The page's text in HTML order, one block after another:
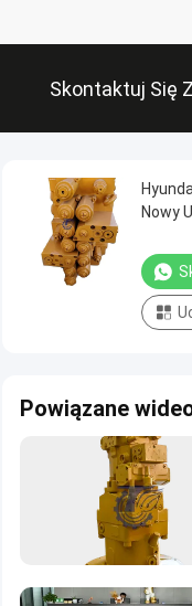
Skontaktuj Się Z
Nami
Nowy
Powiązane